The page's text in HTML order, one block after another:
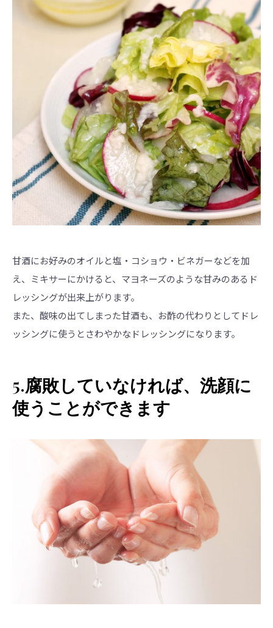
甘酒にお好みのオイルと塩・コショウ・ビネガーなどを加
え、ミキサーにかけると、マヨネーズのような甘みのあるド
レッシングが出来上がります。
また、酸味の出てしまった甘酒も、お酢の代わりとしてドレ
ッシングに使うとさわやかなドレッシングになります。
5.腐敗していなければ、洗顔に
使うことができます